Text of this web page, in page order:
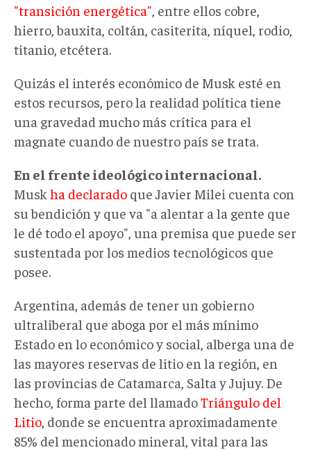
"transición energética" , entre ellos cobre,
hierro, bauxita, coltán, casiterita, níquel, rodio,
titanio, etcétera.
Quizás el interés económico de Musk esté en
estos recursos, pero la realidad política tiene
una gravedad mucho más crítica para el
magnate cuando de nuestro país se trata.
En el frente ideológico internacional.
Musk ha declarado que Javier Milei cuenta con
su bendición y que va "a alentar a la gente que
le dé todo el apoyo", una premisa que puede ser
sustentada por los medios tecnológicos que
posee.
Argentina, además de tener un gobierno
ultraliberal que aboga por el más mínimo
Estado en lo económico y social, alberga una de
las mayores reservas de litio en la región, en
las provincias de Catamarca, Salta y Jujuy. De
hecho, forma parte del llamadoTriángulo del
Litio , donde se encuentra aproximadamente
85% del mencionado mineral, vital para las